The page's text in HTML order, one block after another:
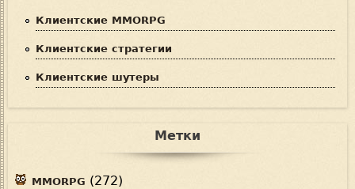
Клиентские MMORPG
Клиентские стратегии
Клиентские шутеры
Метки
MMORPG (272)